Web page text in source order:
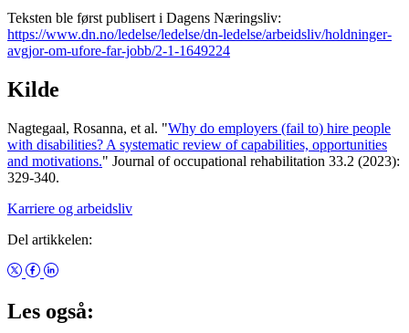
Teksten ble først publisert i Dagens Næringsliv:
https://www.dn.no/ledelse/ledelse/dn-ledelse/arbeidsliv/holdninger-
avgjor-om-ufore-far-jobb/2-1-1649224
Kilde
Nagtegaal, Rosanna, et al. "Why do employers (fail to) hire people
with disabilities? A systematic review of capabilities, opportunities
and motivations." Journal of occupational rehabilitation 33.2 (2023):
329-340.
Karriere og arbeidsliv
Del artikkelen:
Les også: